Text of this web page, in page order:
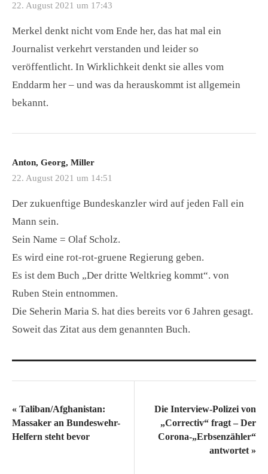
22. August 2021 um 17:43
Merkel denkt nicht vom Ende her, das hat mal ein
Journalist verkehrt verstanden und leider so
veröffentlicht. In Wirklichkeit denkt sie alles vom
Enddarm her – und was da herauskommt ist allgemein
bekannt.
Anton, Georg, Miller
22. August 2021 um 14:51
Der zukuenftige Bundeskanzler wird auf jeden Fall ein
Mann sein.
Sein Name = Olaf Scholz.
Es wird eine rot-rot-gruene Regierung geben.
Es ist dem Buch „Der dritte Weltkrieg kommt“. von
Ruben Stein entnommen.
Die Seherin Maria S. hat dies bereits vor 6 Jahren gesagt.
Soweit das Zitat aus dem genannten Buch.
« Taliban/Afghanistan:
Massaker an Bundeswehr-
Helfern steht bevor
Die Interview-Polizei von
„Correctiv“ fragt – Der
Corona-„Erbsenzähler“
antwortet»